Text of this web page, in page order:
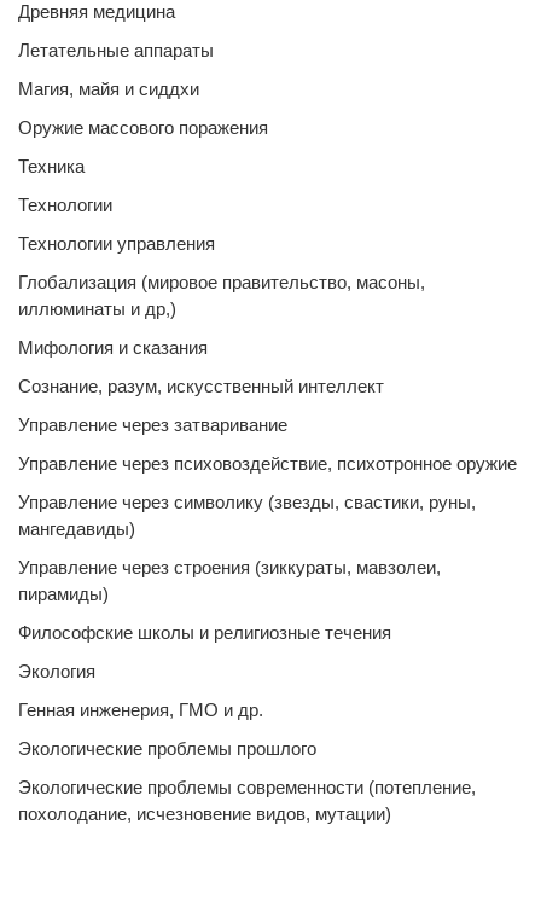
Древняя медицина
Летательные аппараты
Магия, майя и сиддхи
Оружие массового поражения
Техника
Технологии
Технологии управления
Глобализация (мировое правительство, масоны,
иллюминаты и др,)
Мифология и сказания
Сознание, разум, искусственный интеллект
Управление через затваривание
Управление через психовоздействие, психотронное оружие
Управление через символику (звезды, свастики, руны,
мангедавиды)
Управление через строения (зиккураты, мавзолеи,
пирамиды)
Философские школы и религиозные течения
Экология
Генная инженерия, ГМО и др.
Экологические проблемы прошлого
Экологические проблемы современности (потепление,
похолодание, исчезновение видов, мутации)